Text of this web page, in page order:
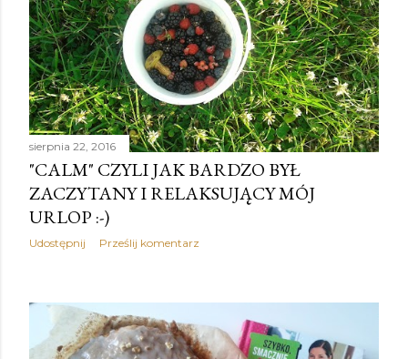
sierpnia 22, 2016
"CALM" CZYLI JAK BARDZO BYŁ
ZACZYTANY I RELAKSUJĄCY MÓJ
URLOP :-)
Udostępnij Prześlij komentarz